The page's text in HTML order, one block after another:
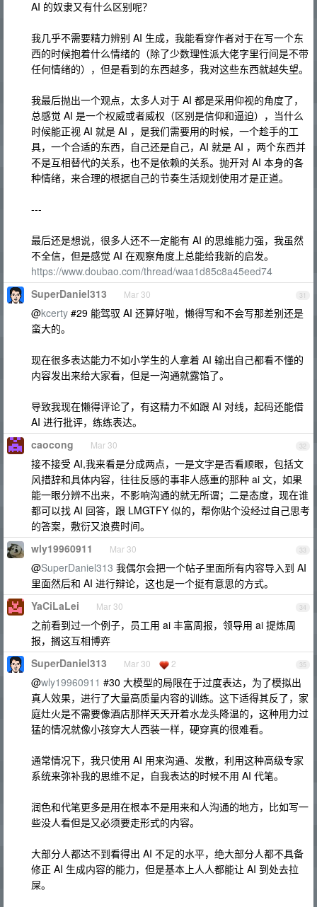
AI 的奴隶又有什么区别呢？
我几乎不需要精力辨别 AI 生成，我能看穿作者对于在写一个东
西的时候抱着什么情绪的（除了少数理性派大佬字里行间是不带
任何情绪的），但是看到的东西越多，我对这些东西就越失望。
我最后抛出一个观点，太多人对于 AI 都是采用仰视的角度了，
总感觉 AI 是一个权威或者威权（区别是信仰和逼迫），当什么
时候能正视 AI 就是 AI ，是我们需要用的时候，一个趁手的工
具，一个合适的东西，自己还是自己，AI 就是 AI ，两个东西并
不是互相替代的关系，也不是依赖的关系。抛开对 AI 本身的各
种情绪，来合理的根据自己的节奏生活规划使用才是正道。
---
最后还是想说，很多人还不一定能有 AI 的思维能力强，我虽然
不全信，但是感觉 AI 在观察角度上总能给我新的启发。
https://www.doubao.com/thread/waa1d85c8a45eed74
31
SuperDaniel313 Mar 30
@kcerty #29 能驾驭 AI 还算好啦，懒得写和不会写那差别还是
蛮大的。
现在很多表达能力不如小学生的人拿着 AI 输出自己都看不懂的
内容发出来给大家看，但是一沟通就露馅了。
导致我现在懒得评论了，有这精力不如跟 AI 对线，起码还能借
AI 进行批评，练练表达。
32
caocong Mar 30
接不接受 AI,我来看是分成两点，一是文字是否看顺眼，包括文
风措辞和具体内容，往往反感的事非人感重的那种 ai 文，如果
能一眼分辨不出来，不影响沟通的就无所谓；二是态度，现在谁
都可以找 AI 回答，跟 LMGTFY 似的，帮你贴个没经过自己思考
的答案，敷衍又浪费时间。
33
wly19960911 Mar 30
@SuperDaniel313 我偶尔会把一个帖子里面所有内容导入到 AI
里面然后和 AI 进行辩论，这也是一个挺有意思的方式。
34
YaCiLaLei Mar 30
之前看到过一个例子，员工用 ai 丰富周报，领导用 ai 提炼周
报，搁这互相博弈
35
SuperDaniel313 Mar 30 2
@wly19960911 #30 大模型的局限在于过度表达，为了模拟出
真人效果，进行了大量高质量内容的训练。这下适得其反了，家
庭灶火是不需要像酒店那样天天开着水龙头降温的，这种用力过
猛的情况就像小孩穿大人西装一样，硬穿真的很难看。
通常情况下，我只使用 AI 用来沟通、发散，利用这种高级专家
系统来弥补我的思维不足，自我表达的时候不用 AI 代笔。
润色和代笔更多是用在根本不是用来和人沟通的地方，比如写一
些没人看但是又必须要走形式的内容。
大部分人都达不到看得出 AI 不足的水平，绝大部分人都不具备
修正 AI 生成内容的能力，但是基本上人人都能让 AI 到处去拉
屎。